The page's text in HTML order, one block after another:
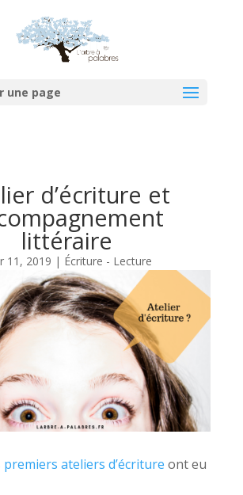
une page
d’écriture et
littéraire
11, 2019 | Écriture - Lecture
premiers ateliers d’écriture ont eu